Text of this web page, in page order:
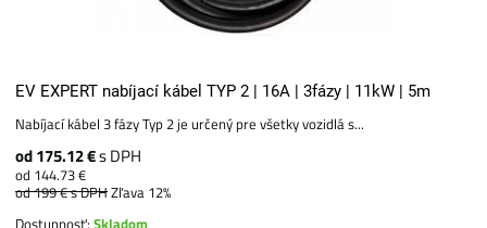
EV EXPERT nabíjací kábel TYP 2 | 16A | 3fázy | 11kW | 5m
Nabíjací kábel 3 fázy Typ 2 je určený pre všetky vozidlá s...
od 175.12 €s DPH
od 144.73 €
od 199 €s DPHZľava 12%
Dostupnosť:Skladom